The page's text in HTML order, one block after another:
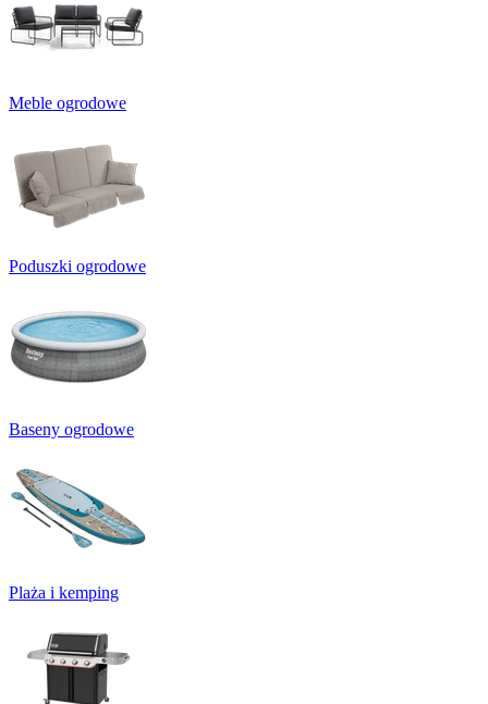
Meble ogrodowe
Poduszki ogrodowe
Baseny ogrodowe
Plaża i kemping